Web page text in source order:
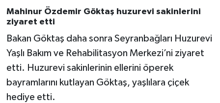
Mahinur Özdemir Göktaş huzurevi sakinlerini
ziyaret etti
Bakan Göktaş daha sonra Seyranbağları Huzurevi
Yaşlı Bakım ve Rehabilitasyon Merkezi’ni ziyaret
etti. Huzurevi sakinlerinin ellerini öperek
bayramlarını kutlayan Göktaş, yaşlılara çiçek
hediye etti.